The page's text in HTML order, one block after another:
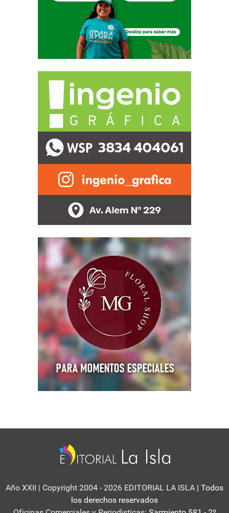
Año XXII | Copyright 2004 - 2026 EDITORIAL LA ISLA | Todos
los derechos reservados